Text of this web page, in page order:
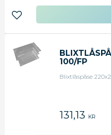
Lägg till i favoriter
100/FP
Blixtlåspåse
131,13 KR